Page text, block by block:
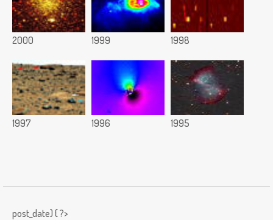
2000 1999 1998
1997 1996 1995
post_date) { ?>